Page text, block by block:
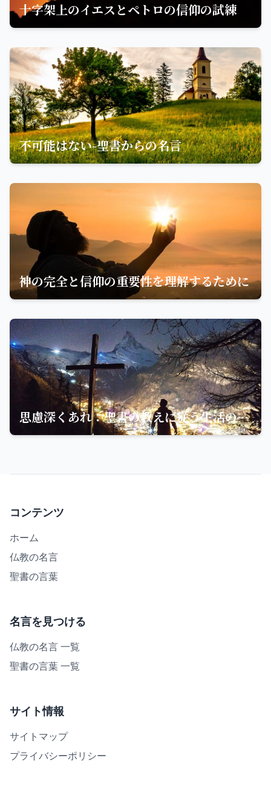
十字架上のイエスとペトロの信仰の試練
不可能はない-聖書からの名言
神の完全と信仰の重要性を理解するために
思慮深くあれ：聖書の教えに従う生活の重要性
コンテンツ
ホーム
仏教の名言
聖書の言葉
名言を見つける
仏教の名言 一覧
聖書の言葉 一覧
サイト情報
サイトマップ
プライバシーポリシー